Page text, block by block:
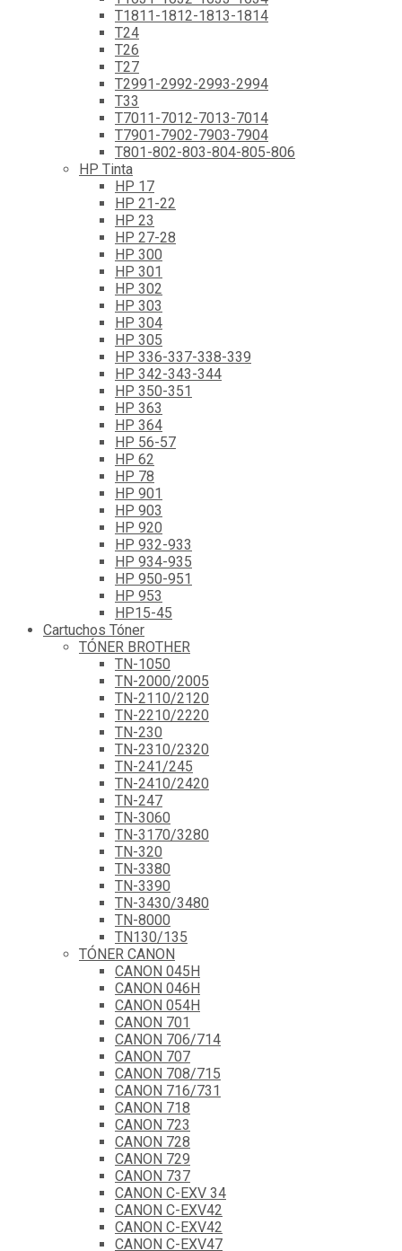
T1811-1812-1813-1814
T24
T26
T27
T2991-2992-2993-2994
T33
T7011-7012-7013-7014
T7901-7902-7903-7904
T801-802-803-804-805-806
HP Tinta
HP 17
HP 21-22
HP 23
HP 27-28
HP 300
HP 301
HP 302
HP 303
HP 304
HP 305
HP 336-337-338-339
HP 342-343-344
HP 350-351
HP 363
HP 364
HP 56-57
HP 62
HP 78
HP 901
HP 903
HP 920
HP 932-933
HP 934-935
HP 950-951
HP 953
HP15-45
Cartuchos Tóner
TÓNER BROTHER
TN-1050
TN-2000/2005
TN-2110/2120
TN-2210/2220
TN-230
TN-2310/2320
TN-241/245
TN-2410/2420
TN-247
TN-3060
TN-3170/3280
TN-320
TN-3380
TN-3390
TN-3430/3480
TN-8000
TN130/135
TÓNER CANON
CANON 045H
CANON 046H
CANON 054H
CANON 701
CANON 706/714
CANON 707
CANON 708/715
CANON 716/731
CANON 718
CANON 723
CANON 728
CANON 729
CANON 737
CANON C-EXV 34
CANON C-EXV42
CANON C-EXV42
CANON C-EXV47